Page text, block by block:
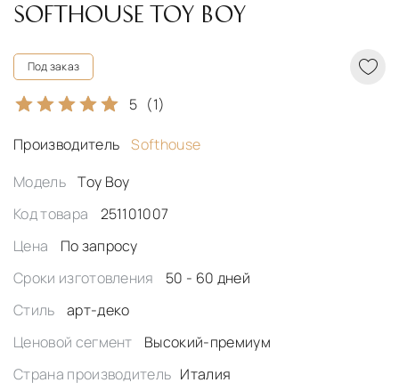
SOFTHOUSE TOY BOY
Под заказ
5 (1)
Производитель
Softhouse
Модель
Toy Boy
Код товара
251101007
Цена
По запросу
Сроки изготовления
50 - 60 дней
Стиль
арт-деко
Ценовой сегмент
Высокий-премиум
Страна производитель Италия